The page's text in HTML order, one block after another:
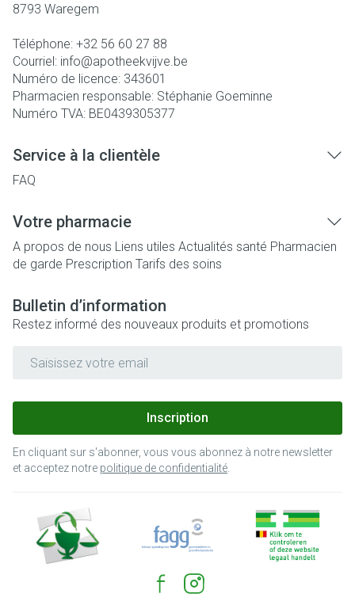
8793 Waregem
Téléphone: +32 56 60 27 88
Courriel: info@apotheekvijve.be
Numéro de licence: 343601
Pharmacien responsable: Stéphanie Goeminne
Numéro TVA: BE0439305377
Service à la clientèle
FAQ
Votre pharmacie
A propos de nous Liens utiles Actualités santé Pharmacien
de garde Prescription Tarifs des soins
Bulletin d’information
Restez informé des nouveaux produits et promotions
Inscription
En cliquant sur s'abonner, vous vous abonnez à notre newsletter
et acceptez notre politique de confidentialité